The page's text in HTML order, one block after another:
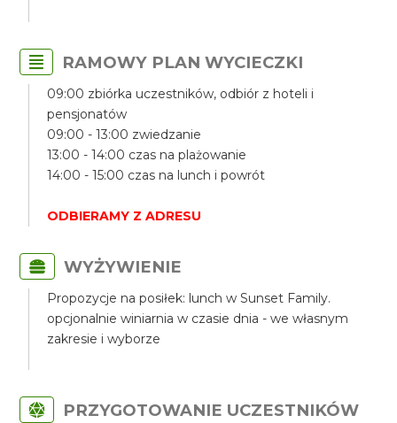
RAMOWY PLAN WYCIECZKI
09:00 zbiórka uczestników, odbiór z hoteli i
pensjonatów
09:00 - 13:00 zwiedzanie
13:00 - 14:00 czas na plażowanie
14:00 - 15:00 czas na lunch i powrót
ODBIERAMY Z ADRESU
WYŻYWIENIE
Propozycje na posiłek: lunch w Sunset Family.
opcjonalnie winiarnia w czasie dnia - we własnym
zakresie i wyborze
PRZYGOTOWANIE UCZESTNIKÓW